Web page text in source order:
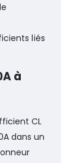
liés
à
CL
dans un